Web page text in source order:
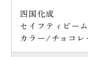
四国化成
セイフティビー
カラー/チョコレ